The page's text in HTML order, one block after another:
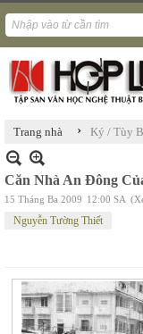
Trang nhà › Ký / Tùy
Căn Nhà An Đông
15 Tháng Ba 2009 12:00 SA
Nguyễn Tường Thiết